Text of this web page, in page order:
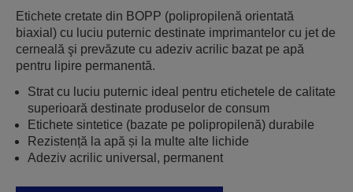
Etichete cretate din BOPP (polipropilenă orientată
biaxial) cu luciu puternic destinate imprimantelor cu jet de
cerneală şi prevăzute cu adeziv acrilic bazat pe apă
pentru lipire permanentă.
Strat cu luciu puternic ideal pentru etichetele de calitate
superioară destinate produselor de consum
Etichete sintetice (bazate pe polipropilenă) durabile
Rezistență la apă și la multe alte lichide
Adeziv acrilic universal, permanent